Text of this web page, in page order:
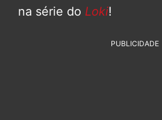
na série do Loki!
PUBLICIDADE